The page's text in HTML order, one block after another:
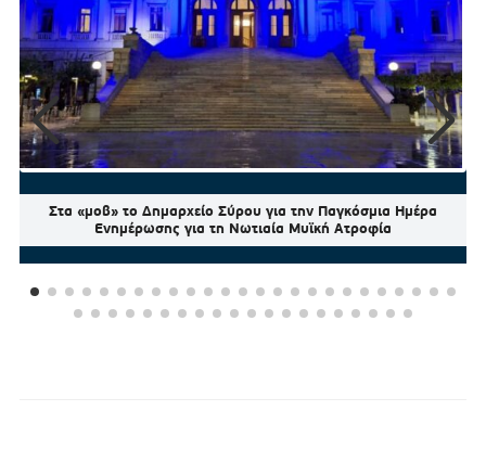
Στα «μοβ» το Δημαρχείο Σύρου για την Παγκόσμια Ημέρα
Ενημέρωσης για τη Νωτιαία Μυϊκή Ατροφία